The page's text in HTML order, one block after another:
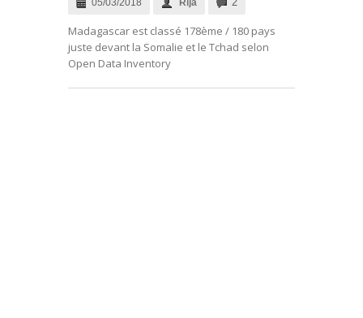
05/03/2018 Rija
Madagascar est classé 178ème / 180 pays
juste devant la Somalie et le Tchad selon
Open Data Inventory